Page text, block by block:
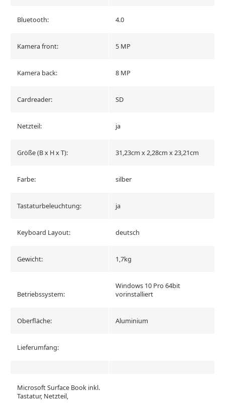
Bluetooth: 4.0
Kamera front: 5 MP
Kamera back: 8 MP
Cardreader: SD
Netzteil: ja
Größe (B x H x T): 31,23cm x 2,28cm x 23,21cm
Farbe: silber
Tastaturbeleuchtung: ja
Keyboard Layout: deutsch
Gewicht: 1,7kg
Betriebssystem:
Windows 10 Pro 64bit
vorinstalliert
Oberfläche: Aluminium
Lieferumfang:
Microsoft Surface Book inkl.
Tastatur, Netzteil,